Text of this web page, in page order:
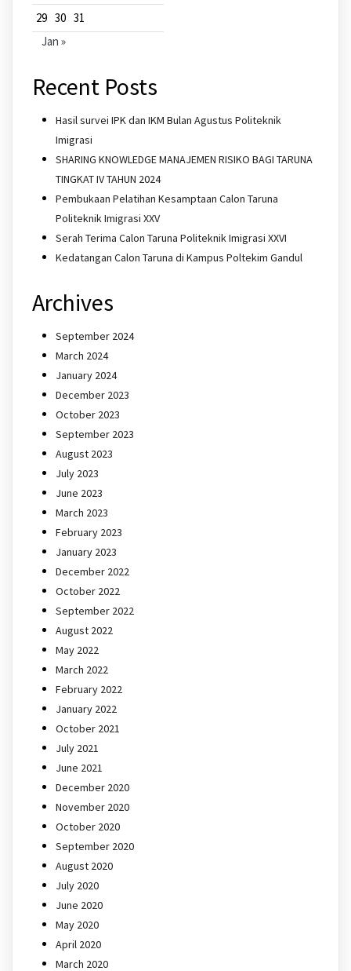
29 30 31
Jan »
Recent Posts
Hasil survei IPK dan IKM Bulan Agustus Politeknik
Imigrasi
SHARING KNOWLEDGE MANAJEMEN RISIKO BAGI TARUNA
TINGKAT IV TAHUN 2024
Pembukaan Pelatihan Kesamptaan Calon Taruna
Politeknik Imigrasi XXV
Serah Terima Calon Taruna Politeknik Imigrasi XXVI
Kedatangan Calon Taruna di Kampus Poltekim Gandul
Archives
September 2024
March 2024
January 2024
December 2023
October 2023
September 2023
August 2023
July 2023
June 2023
March 2023
February 2023
January 2023
December 2022
October 2022
September 2022
August 2022
May 2022
March 2022
February 2022
January 2022
October 2021
July 2021
June 2021
December 2020
November 2020
October 2020
September 2020
August 2020
July 2020
June 2020
May 2020
April 2020
March 2020